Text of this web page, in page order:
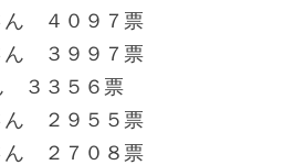
４０９７票
３９９７票
３３５６票
２９５５票
２７０８票